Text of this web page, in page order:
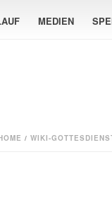
MEDIEN
/ WIKI-